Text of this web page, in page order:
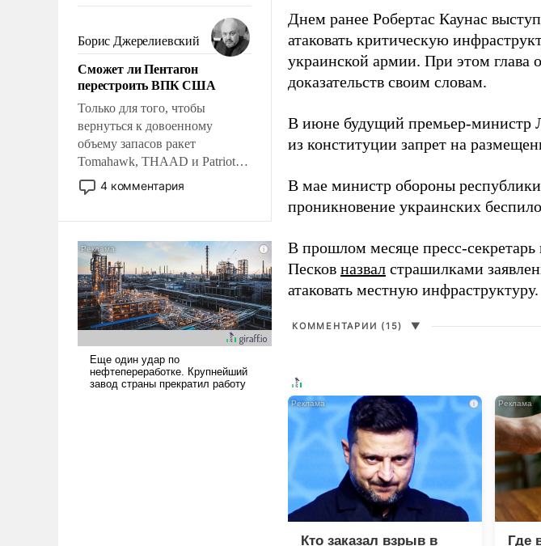
сложна и амбициозна. Однако
и ее реализация радикально
поднимет наши боевые
возможности.
Борис Джерелиевский
Сможет ли Пентагон
перестроить ВПК США
Только для того, чтобы
вернуться к довоенному
объему запасов ракет
Tomahawk, THAAD и Patriot
США потребуется более трех
лет. Даже небольшая война с
Сложившаяся ситуация
означает многолетний период
уязвимости США, например,
перед Китаем.
4 комментария
Днем ранее Робертас Каунас
атаковать критическую
украинской армии. При этом глава
доказательств своим словам.
В июне будущий премьер-министр
из конституции запрет на
В мае министр обороны
проникновение украинских
В прошлом месяце пресс-
Песков назвал страшилками
атаковать местную инфраструктуру.
КОММЕНТАРИИ (15) ▼
i
Кто заказал взрыв в Где